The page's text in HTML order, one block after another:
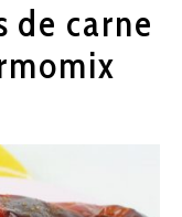
de carne